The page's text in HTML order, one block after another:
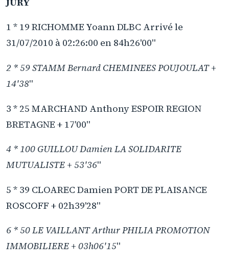
1 * 19 RICHOMME Yoann DLBC Arrivé le
31/07/2010 à 02:26:00 en 84h26'00"
2 * 59 STAMM Bernard CHEMINEES POUJOULAT +
14'38"
3 * 25 MARCHAND Anthony ESPOIR REGION
BRETAGNE + 17'00"
4 * 100 GUILLOU Damien LA SOLIDARITE
MUTUALISTE + 53'36"
5 * 39 CLOAREC Damien PORT DE PLAISANCE
ROSCOFF + 02h39'28"
6 * 50 LE VAILLANT Arthur PHILIA PROMOTION
IMMOBILIERE + 03h06'15"